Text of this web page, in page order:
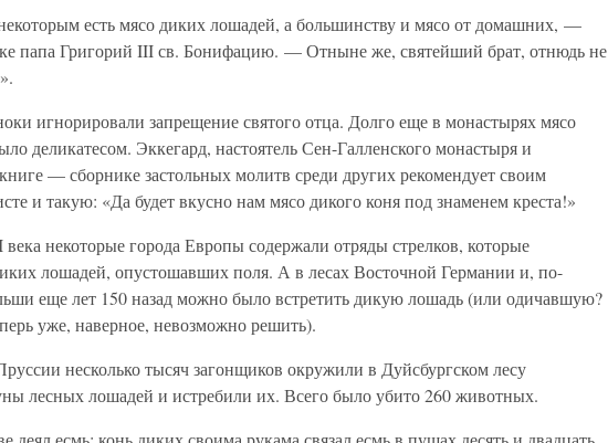
есть мясо диких лошадей, а большинству и мясо от домашних, —
папа Григорий III св. Бонифацию. — Отныне же, святейший брат, отнюдь не
игнорировали запрещение святого отца. Долго еще в монастырях мясо
деликатесом. Эккегард, настоятель Сен-Галленского монастыря и
— сборнике застольных молитв среди других рекомендует своим
и такую: «Да будет вкусно нам мясо дикого коня под знаменем креста!»
некоторые города Европы содержали отряды стрелков, которые
лошадей, опустошавших поля. А в лесах Восточной Германии и, по-
еще лет 150 назад можно было встретить дикую лошадь (или одичавшую?
уже, наверное, невозможно решить).
несколько тысяч загонщиков окружили в Дуйсбургском лесу
лесных лошадей и истребили их. Всего было убито 260 животных.